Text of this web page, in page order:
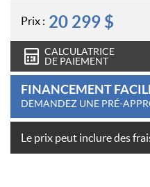
Prix : 20 299 $
CALCULATRICE
DE PAIEMENT
FINANCEMENT
DEMANDEZ UNE PRÉ-
Le prix peut inclure des